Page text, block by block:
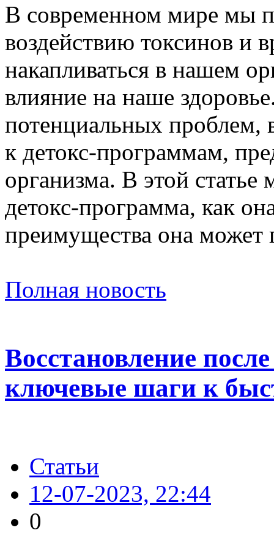
В современном мире мы
воздействию токсинов и
накапливаться в нашем
влияние на наше
потенциальных проблем,
к детокс-программам,
организма. В этой
детокс-программа, как
преимущества она может
Полная новость
Восстановление
ключевые шаги к
Статьи
12-07-2023, 22:44
0